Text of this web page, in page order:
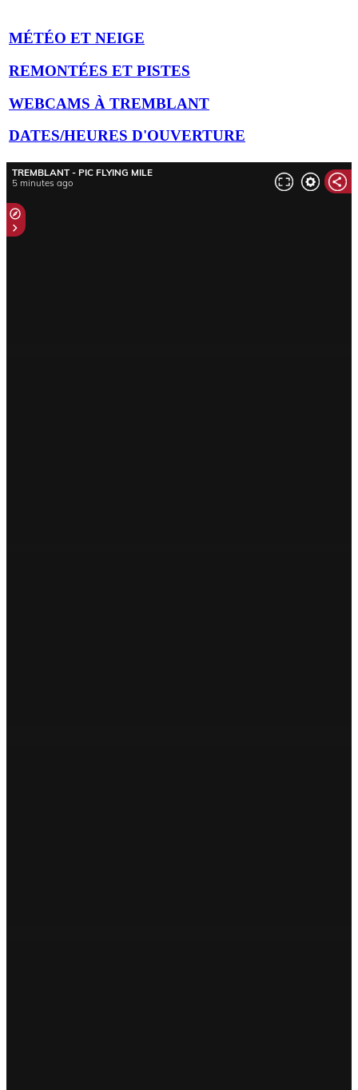
MÉTÉO ET NEIGE
REMONTÉES ET PISTES
WEBCAMS À TREMBLANT
DATES/HEURES D'OUVERTURE